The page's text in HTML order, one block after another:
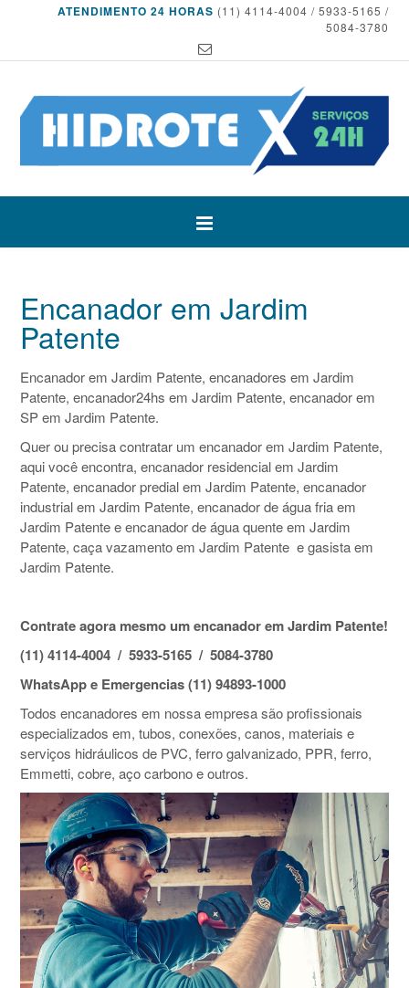
ATENDIMENTO 24 HORAS (11) 4114-4004 / 5933-5165 /
5084-3780
Encanador em Jardim
Patente
Encanador em Jardim Patente, encanadores em Jardim
Patente, encanador24hs em Jardim Patente, encanador em
SP em Jardim Patente.
Quer ou precisa contratar um encanador em Jardim Patente,
aqui você encontra, encanador residencial em Jardim
Patente, encanador predial em Jardim Patente, encanador
industrial em Jardim Patente, encanador de água fria em
Jardim Patente e encanador de água quente em Jardim
Patente, caça vazamento em Jardim Patente e gasista em
Jardim Patente.
Contrate agora mesmo um encanador em Jardim Patente!
(11) 4114-4004 / 5933-5165 / 5084-3780
WhatsApp e Emergencias (11) 94893-1000
Todos encanadores em nossa empresa são profissionais
especializados em, tubos, conexões, canos, materiais e
serviços hidráulicos de PVC, ferro galvanizado, PPR, ferro,
Emmetti, cobre, aço carbono e outros.